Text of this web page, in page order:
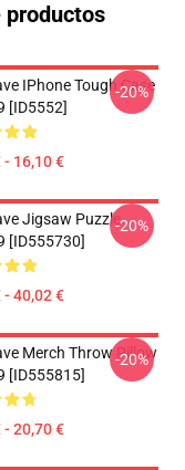
productos
IPhone Tough Case
[ID5552]
- 16,10 €
-20%
Jigsaw Puzzle
[ID555730]
- 40,02 €
-20%
Merch Throw Pillow
[ID555815]
- 20,70 €
-20%